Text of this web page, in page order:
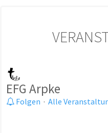
EFG Arpke
Folgen · Alle